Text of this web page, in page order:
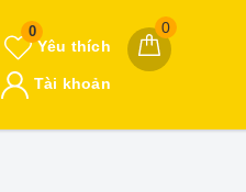
0
Yêu thích
0
Tài khoản